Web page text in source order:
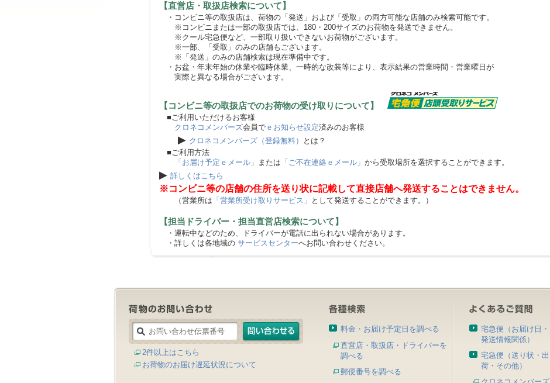
【直営店・取扱店検索について】
・コンビニ等の取扱店は、荷物の「発送」および「受取」の両方可能な店舗のみ検索可能です。
※コンビニまたは一部の取扱店では、180・200サイズのお荷物を発送できません。
※クール宅急便など、一部取り扱いできないお荷物がございます。
※一部、「受取」のみの店舗もございます。
※「発送」のみの店舗検索は現在準備中です。
・お盆・年末年始の休業や臨時休業、一時的な改装等により、表示結果の営業時間・営業曜日が
実際と異なる場合がございます。
【コンビニ等の取扱店でのお荷物の受け取りについて】
■ご利用いただけるお客様
クロネコメンバーズ会員で ｅお知らせ設定済みのお客様
▶ クロネコメンバーズ（登録無料）
とは？
■ご利用方法
「お届け予定ｅメール」 または 「ご不在連絡ｅメール」 から受取場所を選択することができます。
▶ 詳しくはこちら
※コンビニ等の店舗の住所を送り状に記載して直接店舗へ発送することはできません。
（営業所は 「営業所受け取りサービス」 として発送することができます。）
【担当ドライバー・担当直営店検索について】
・運転中などのため、ドライバーが電話に出られない場合があります。
・詳しくは各地域の サービスセンターへお問い合わせください。
2件以上はこちら
お荷物のお届け遅延状況について
料金・お届け予定日を調べる
直営店・取扱店・ドライバーを
調べる
郵便番号を調べる
宅急便（お届け日・
発送情報関係）
宅急便（送り状・出
荷・その他）